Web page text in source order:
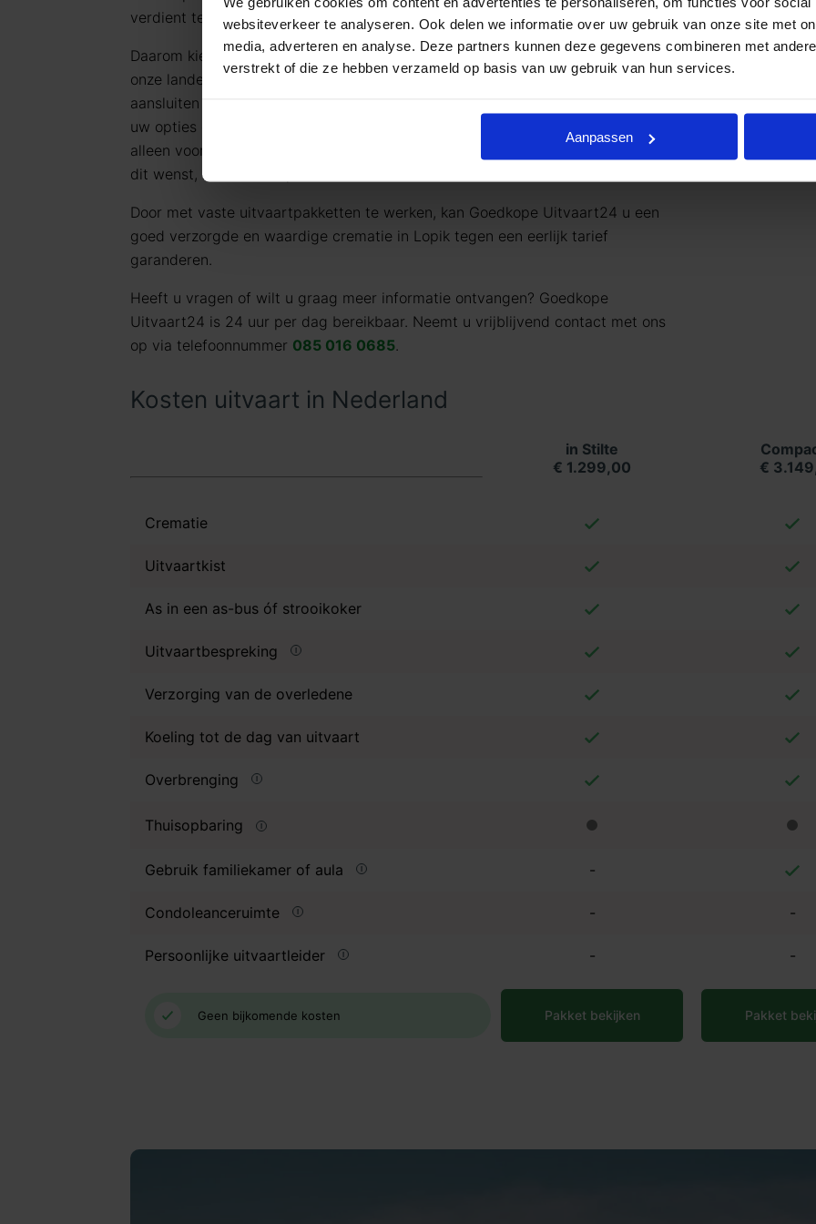
websiteverkeer te analyseren. Ook delen we informatie over uw gebruik van onze site met
media, adverteren en analyse. Deze partners kunnen deze gegevens combineren met
verstrekt of die ze hebben verzameld op basis van uw gebruik van hun services.
Aanpassen
verdient tegen een eerlijk tarief.
Daarom kiezen wij ervoor standaard te werken met uitvaartpakketten. Door
onze landelijke dekking en jarenlange ervaring bieden wij uitvaartpakketten die
aansluiten bij de meest voorkomende uitvaartwensen. In één oogopslag ziet u al
uw opties en de daarbij behorende (eerlijke) prijzen. U betaalt op deze manier
alleen voor datgene wat u wilt afnemen en wat past binnen uw budget. Indien u
dit wenst, kunt u deze pakketten uitbreiden.
Door met vaste uitvaartpakketten te werken, kan Goedkope Uitvaart24 u een
goed verzorgde en waardige crematie in Lopik tegen een eerlijk tarief
garanderen.
Heeft u vragen of wilt u graag meer informatie ontvangen? Goedkope
Uitvaart24 is 24 uur per dag bereikbaar. Neemt u vrijblijvend contact met ons
op via telefoonnummer 085 016 0685.
Kosten uitvaart in Nederland
in Stilte
€ 1.299,00
€
Crematie
Uitvaartkist
As in een as-bus óf strooikoker
Uitvaartbespreking
Verzorging van de overledene
Koeling tot de dag van uitvaart
Overbrenging
Thuisopbaring
Gebruik familiekamer of aula -
Condoleanceruimte - -
Persoonlijke uitvaartleider - -
Geen bijkomende kosten Pakket bekijken Pakket